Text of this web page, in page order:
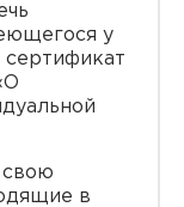
у
сертификат
свою
в